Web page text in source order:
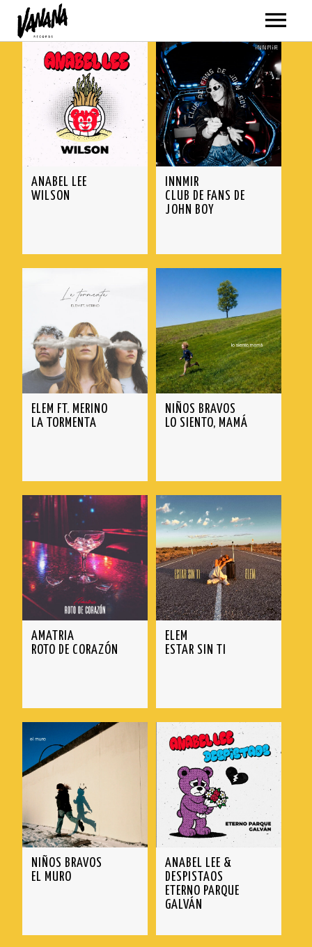
ARTISTAS
MÚSICA
VER TODO
AMATRIA
ANABEL LEE
ELEM
GRASIAS
INNMIR
KARAVANA
TRASHI
WISEMEN PROJECT
TODOS
AMATRIA
ANABEL LEE
BLACKPANDA
ELEM
GRASIAS
INNMIR
KARAVANA
NIÑOS BRAVOS
TRASHI
WISEMEN PROJECT
GIRAS
SOBRE NOSOTROS
TIENDA
VER TODO
NOVEDADES
MERCHANDISING
AMATRIA
ANABEL LEE
ELEM
ELYELLA
GINEBRAS
INNMIR
KARAVANA
NEWSLETTER
ANABEL LEE
WILSON
INNMIR
CLUB DE FANS DE
JOHN BOY
ELEM FT. MERINO
LA TORMENTA
NIÑOS BRAVOS
LO SIENTO, MAMÁ
AMATRIA
ROTO DE CORAZÓN
ELEM
ESTAR SIN TI
NIÑOS BRAVOS
EL MURO
ANABEL LEE &
DESPISTAOS
ETERNO PARQUE
GALVÁN